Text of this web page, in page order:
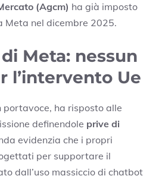
(Agcm) ha già imposto
Meta nel dicembre 2025.
Meta: nessun
l’intervento Ue
ha risposto alle
definendole prive di
evidenzia che i propri
per supportare il
dall’uso massiccio di chatbot